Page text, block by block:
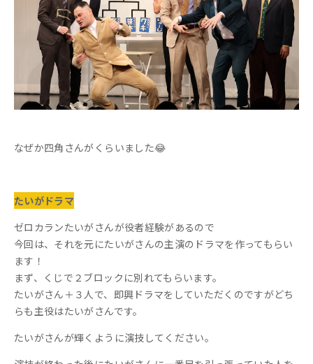
なぜか四角さんがくらいました😂
たいがドラマ
ゼロカランたいがさんが役者経験があるので
今回は、それを元にたいがさんの主演のドラマを作ってもらい
ます！
まず、くじで２ブロックに別れてもらいます。
たいがさん＋３人で、即興ドラマをしていただくのですがどち
らも主役はたいがさんです。
たいがさんが輝くように演技してください。